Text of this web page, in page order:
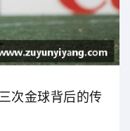
次金球背后的传